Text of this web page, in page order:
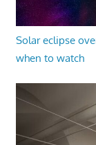
Solar eclipse
when to watch